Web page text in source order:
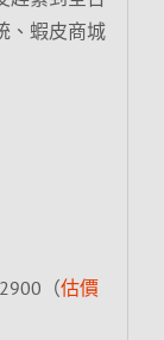
、蝦皮商城
（估價